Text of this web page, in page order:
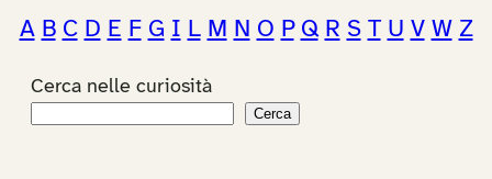
A B C D E F G I L M N O P Q R S T U V W Z
Cerca nelle curiosità
Cerca